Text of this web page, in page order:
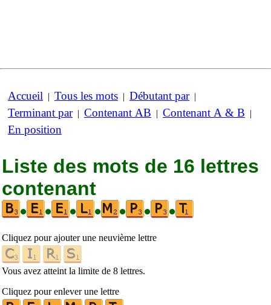
Accueil | Tous les mots | Débutant par|
Terminant par| Contenant AB | Contenant A & B |
En position
Liste des mots de 16 lettres
contenant
•
• • • • • •
Cliquez pour ajouter une neuvième lettre
Vous avez atteint la limite de 8 lettres.
Cliquez pour enlever une lettre